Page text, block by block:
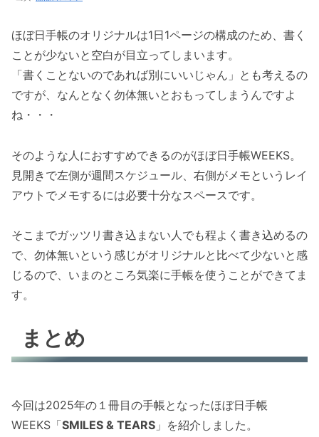
ほぼ日手帳のオリジナルは1日1ページの構成のため、書く
ことが少ないと空白が目立ってしまいます。
「書くことないのであれば別にいいじゃん」とも考えるの
ですが、なんとなく勿体無いとおもってしまうんですよ
ね・・・
そのような人におすすめできるのがほぼ日手帳WEEKS。
見開きで左側が週間スケジュール、右側がメモというレイ
アウトでメモするには必要十分なスペースです。
そこまでガッツリ書き込まない人でも程よく書き込めるの
で、勿体無いという感じがオリジナルと比べて少ないと感
じるので、いまのところ気楽に手帳を使うことができてま
す。
まとめ
今回は2025年の１冊目の手帳となったほぼ日手帳
WEEKS「SMILES & TEARS 」を紹介しました。